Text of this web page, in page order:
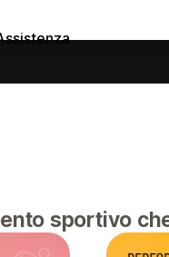
sportivo